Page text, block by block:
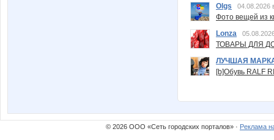
Olgs
04.08.2026
Фото вещей из
Lonza
ТОВАРЫ ДЛЯ
ЛУЧШАЯ
[b]Обувь RALF
© 2026 ООО «Сеть городских порталов» · Реклама